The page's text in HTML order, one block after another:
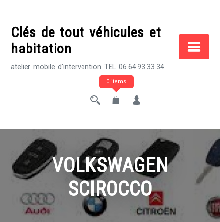
contentClés de tout véhicules et
habitation
atelier mobile d'intervention TEL 06.64.93.33.34
0 items
VOLKSWAGEN
SCIROCCO